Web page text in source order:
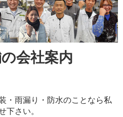
会社案内
・雨漏り・防水のことなら私
下さい。